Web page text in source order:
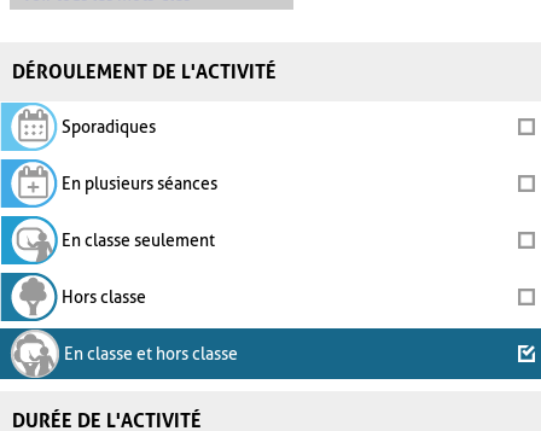
DÉROULEMENT DE L'ACTIVITÉ
Sporadiques
En plusieurs séances
En classe seulement
Hors classe
En classe et hors classe
DURÉE DE L'ACTIVITÉ